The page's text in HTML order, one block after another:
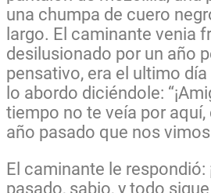
una chumpa de cuero
largo. El caminante venia
desilusionado por un año
pensativo, era el ultimo día
lo abordo diciéndole:
tiempo no te veía por aquí,
año pasado que nos
El caminante le respondió:
pasado, sabio, y todo